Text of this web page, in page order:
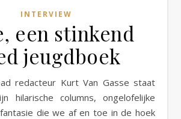
INTERVIEW
een stinkend
jeugdboek
hilarische columns, ongelofelijke
die we af en toe in de hoek